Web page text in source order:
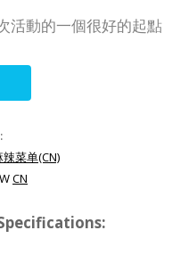
活動的一個很好的起點
菜单(CN)
CN